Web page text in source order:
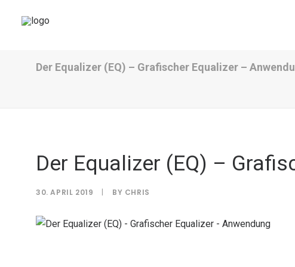
Der Equalizer (EQ) – Grafischer Equalizer –
Der Equalizer (EQ) –
30. APRIL 2019 | BY CHRIS